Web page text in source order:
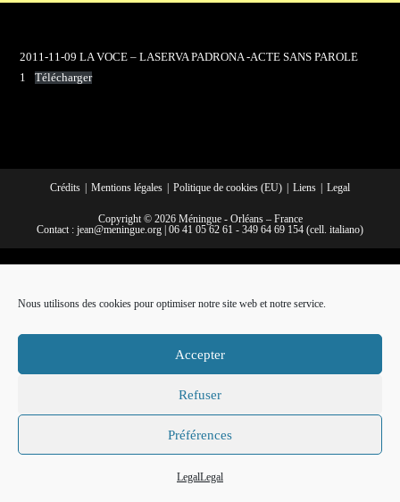
Nous utilisons des cookies pour optimiser notre site web et notre service.
Accepter
Refuser
Préférences
LegalLegal
2011-11-09 LA VOCE – LASERVA PADRONA -ACTE SANS PAROLE
1
Télécharger
Crédits Mentions légales Politique de cookies (EU) Liens Legal
Copyright © 2026 Méningue - Orléans – France
Contact : jean@meningue.org 06 41 05 62 61 - 349 64 69 154 (cell. italiano)